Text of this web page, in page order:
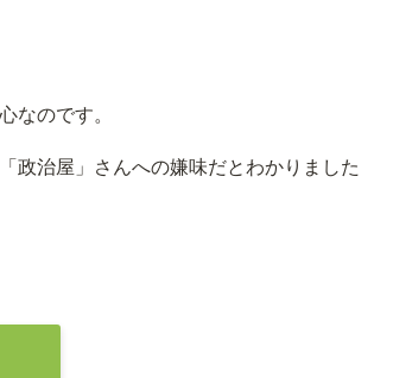
なのです。
政治屋」さんへの嫌味だとわかりました